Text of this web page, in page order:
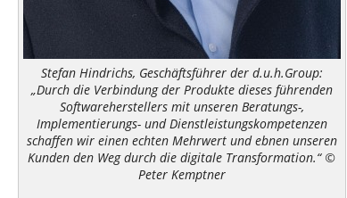
Stefan Hindrichs, Geschäftsführer der d.u.h.Group:
„Durch die Verbindung der Produkte dieses führenden
Softwareherstellers mit unseren Beratungs-,
Implementierungs- und Dienstleistungskompetenzen
schaffen wir einen echten Mehrwert und ebnen unseren
Kunden den Weg durch die digitale Transformation.“ ©
Peter Kemptner